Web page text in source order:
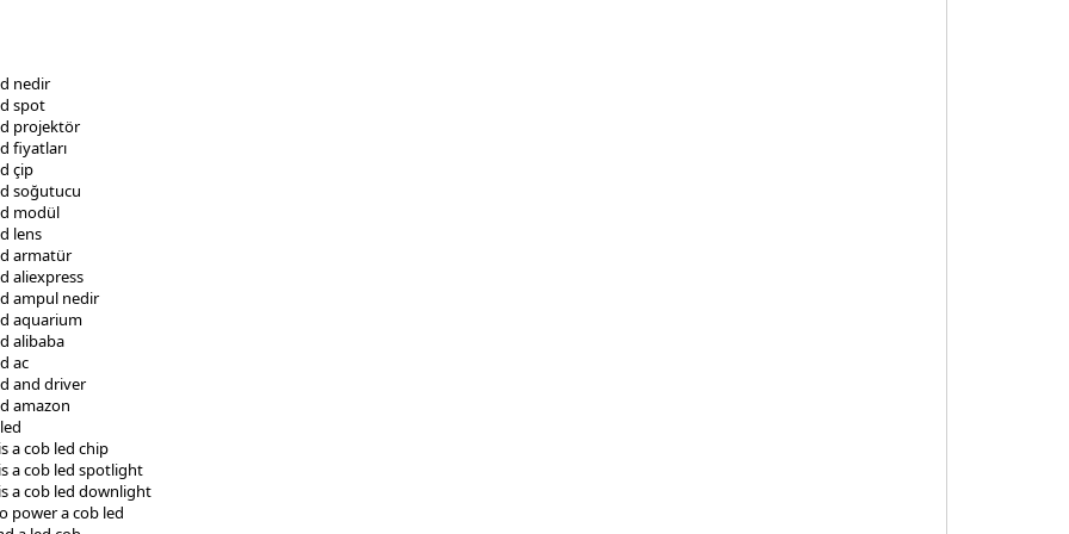
nedir
spot
projektör
fiyatları
çip
soğutucu
modül
lens
armatür
aliexpress
ampul nedir
aquarium
alibaba
ac
and driver
amazon
a cob led chip
a cob led spotlight
a cob led downlight
power a cob led